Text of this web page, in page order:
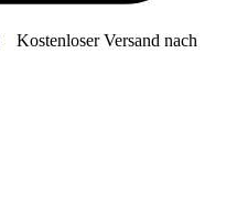
Kostenloser Versand nach